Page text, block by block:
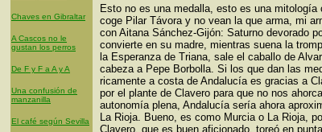
Chaves en Gibraltar
A Cascos no le
gustan los perros
De F y F a A y A
Una confusión de
manzanilla
El café según Sevilla
Esto no es una medalla, esto es una mitología
coge Pilar Távora y no vean la que arma, mi
con Aitana Sánchez-Gijón: Saturno devorado
convierte en su madre, mientras suena la
la Esperanza de Triana, sale el caballo de
cabeza a Pepe Borbolla. Si los que dan las
ricamente a costa de Andalucía es gracias a
por el plante de Clavero para que no nos
autonomía plena, Andalucía sería ahora
La Rioja. Bueno, es como Murcia o La Rioja,
Clavero, que es buen aficionado, toreó en